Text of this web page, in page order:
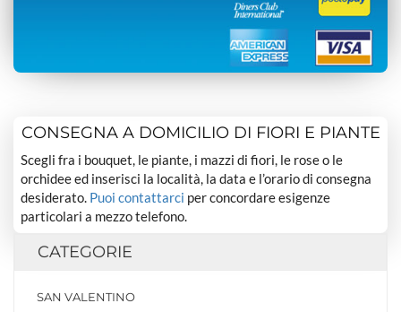
CONSEGNA A DOMICILIO DI FIORI E PIANTE
Scegli fra i bouquet, le piante, i mazzi di fiori, le rose o le
orchidee ed inserisci la località, la data e l’orario di consegna
desiderato. Puoi contattarci per concordare esigenze
particolari a mezzo telefono.
CATEGORIE
SAN VALENTINO